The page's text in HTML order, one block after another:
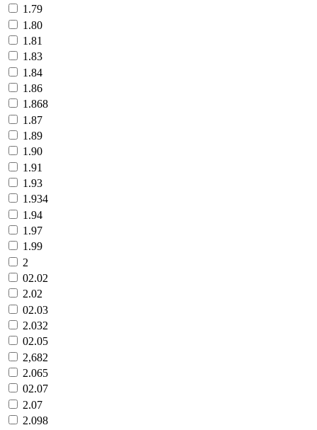
1.79
1.80
1.81
1.83
1.84
1.86
1.868
1.87
1.89
1.90
1.91
1.93
1.934
1.94
1.97
1.99
2
02.02
2.02
02.03
2.032
02.05
2,682
2.065
02.07
2.07
2.098